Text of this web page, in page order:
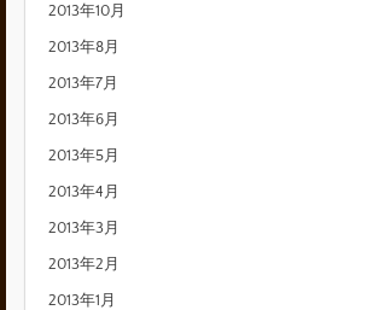
2013年10月
2013年8月
2013年7月
2013年6月
2013年5月
2013年4月
2013年3月
2013年2月
2013年1月